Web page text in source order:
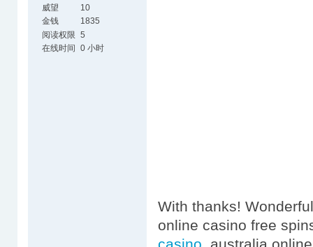
威望
10
金钱
1835
阅读权限 5
在线时间 0 小时
With thanks!
online casino free